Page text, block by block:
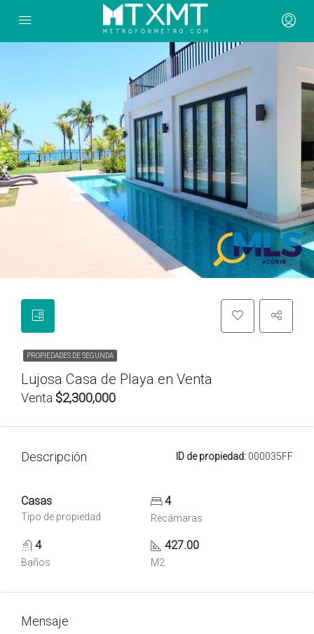
PROPIEDADES DE SEGUNDA
Lujosa Casa de Playa en Venta
Venta $2,300,000
Descripción ID de propiedad: 000035FF
Casas
Tipo de propiedad
4
Recámaras
4
Baños
427.00
M2
Mensaje